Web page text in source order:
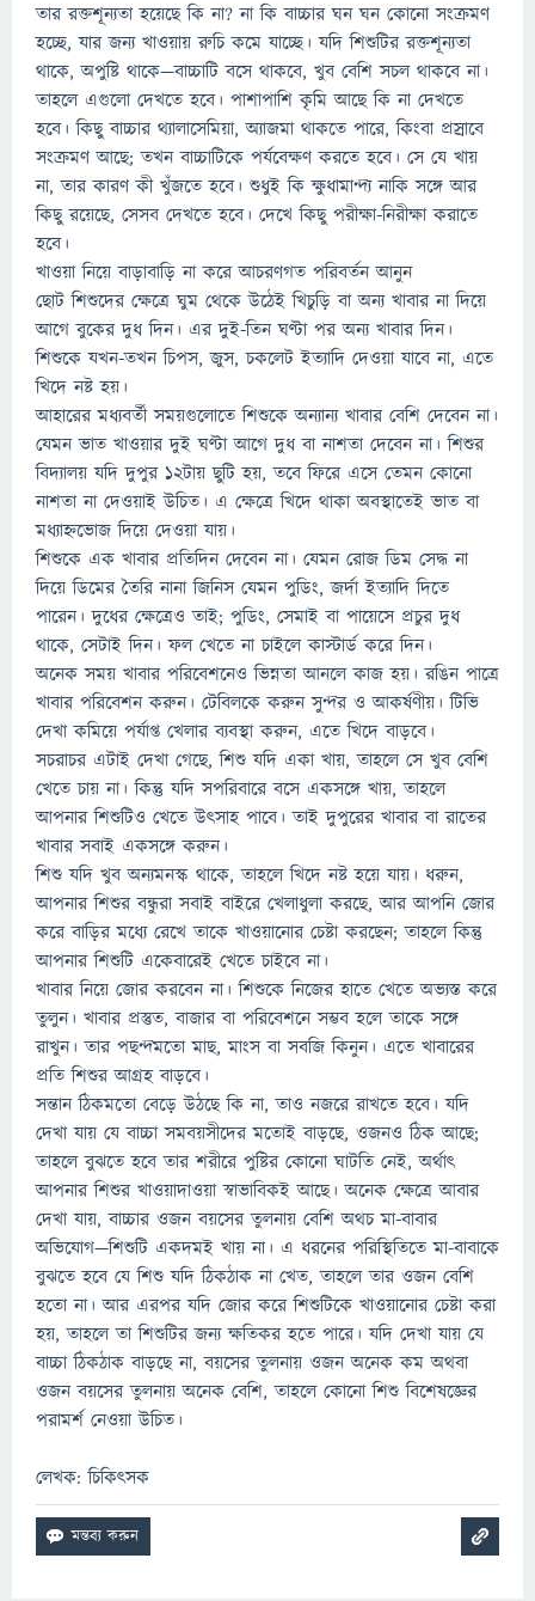
তার রক্তশূন্যতা হয়েছে কি না? না কি বাচ্চার ঘন ঘন কোনো সংক্রমণ
হচ্ছে, যার জন্য খাওয়ায় রুচি কমে যাচ্ছে। যদি শিশুটির রক্তশূন্যতা
থাকে, অপুষ্টি থাকে—বাচ্চাটি বসে থাকবে, খুব বেশি সচল থাকবে না।
তাহলে এগুলো দেখতে হবে। পাশাপাশি কৃমি আছে কি না দেখতে
হবে। কিছু বাচ্চার থ্যালাসেমিয়া, অ্যাজমা থাকতে পারে, কিংবা প্রস্রাবে
সংক্রমণ আছে; তখন বাচ্চাটিকে পর্যবেক্ষণ করতে হবে। সে যে খায়
না, তার কারণ কী খুঁজতে হবে। শুধুই কি ক্ষুধামান্দ্য নাকি সঙ্গে আর
কিছু রয়েছে, সেসব দেখতে হবে। দেখে কিছু পরীক্ষা-নিরীক্ষা করাতে
হবে।
খাওয়া নিয়ে বাড়াবাড়ি না করে আচরণগত পরিবর্তন আনুন
ছোট শিশুদের ক্ষেত্রে ঘুম থেকে উঠেই খিচুড়ি বা অন্য খাবার না দিয়ে
আগে বুকের দুধ দিন। এর দুই-তিন ঘণ্টা পর অন্য খাবার দিন।
শিশুকে যখন-তখন চিপস, জুস, চকলেট ইত্যাদি দেওয়া যাবে না, এতে
খিদে নষ্ট হয়।
আহারের মধ্যবর্তী সময়গুলোতে শিশুকে অন্যান্য খাবার বেশি দেবেন না।
যেমন ভাত খাওয়ার দুই ঘণ্টা আগে দুধ বা নাশতা দেবেন না। শিশুর
বিদ্যালয় যদি দুপুর ১২টায় ছুটি হয়, তবে ফিরে এসে তেমন কোনো
নাশতা না দেওয়াই উচিত। এ ক্ষেত্রে খিদে থাকা অবস্থাতেই ভাত বা
মধ্যাহ্নভোজ দিয়ে দেওয়া যায়।
শিশুকে এক খাবার প্রতিদিন দেবেন না। যেমন রোজ ডিম সেদ্ধ না
দিয়ে ডিমের তৈরি নানা জিনিস যেমন পুডিং, জর্দা ইত্যাদি দিতে
পারেন। দুধের ক্ষেত্রেও তাই; পুডিং, সেমাই বা পায়েসে প্রচুর দুধ
থাকে, সেটাই দিন। ফল খেতে না চাইলে কাস্টার্ড করে দিন।
অনেক সময় খাবার পরিবেশনেও ভিন্নতা আনলে কাজ হয়। রঙিন পাত্রে
খাবার পরিবেশন করুন। টেবিলকে করুন সুন্দর ও আকর্ষণীয়। টিভি
দেখা কমিয়ে পর্যাপ্ত খেলার ব্যবস্থা করুন, এতে খিদে বাড়বে।
সচরাচর এটাই দেখা গেছে, শিশু যদি একা খায়, তাহলে সে খুব বেশি
খেতে চায় না। কিন্তু যদি সপরিবারে বসে একসঙ্গে খায়, তাহলে
আপনার শিশুটিও খেতে উৎসাহ পাবে। তাই দুপুরের খাবার বা রাতের
খাবার সবাই একসঙ্গে করুন।
শিশু যদি খুব অন্যমনস্ক থাকে, তাহলে খিদে নষ্ট হয়ে যায়। ধরুন,
আপনার শিশুর বন্ধুরা সবাই বাইরে খেলাধুলা করছে, আর আপনি জোর
করে বাড়ির মধ্যে রেখে তাকে খাওয়ানোর চেষ্টা করছেন; তাহলে কিন্তু
আপনার শিশুটি একেবারেই খেতে চাইবে না।
খাবার নিয়ে জোর করবেন না। শিশুকে নিজের হাতে খেতে অভ্যস্ত করে
তুলুন। খাবার প্রস্তুত, বাজার বা পরিবেশনে সম্ভব হলে তাকে সঙ্গে
রাখুন। তার পছন্দমতো মাছ, মাংস বা সবজি কিনুন। এতে খাবারের
প্রতি শিশুর আগ্রহ বাড়বে।
সন্তান ঠিকমতো বেড়ে উঠছে কি না, তাও নজরে রাখতে হবে। যদি
দেখা যায় যে বাচ্চা সমবয়সীদের মতোই বাড়ছে, ওজনও ঠিক আছে;
তাহলে বুঝতে হবে তার শরীরে পুষ্টির কোনো ঘাটতি নেই, অর্থাৎ
আপনার শিশুর খাওয়াদাওয়া স্বাভাবিকই আছে। অনেক ক্ষেত্রে আবার
দেখা যায়, বাচ্চার ওজন বয়সের তুলনায় বেশি অথচ মা-বাবার
অভিযোগ—শিশুটি একদমই খায় না। এ ধরনের পরিস্থিতিতে মা-বাবাকে
বুঝতে হবে যে শিশু যদি ঠিকঠাক না খেত, তাহলে তার ওজন বেশি
হতো না। আর এরপর যদি জোর করে শিশুটিকে খাওয়ানোর চেষ্টা করা
হয়, তাহলে তা শিশুটির জন্য ক্ষতিকর হতে পারে। যদি দেখা যায় যে
বাচ্চা ঠিকঠাক বাড়ছে না, বয়সের তুলনায় ওজন অনেক কম অথবা
ওজন বয়সের তুলনায় অনেক বেশি, তাহলে কোনো শিশু বিশেষজ্ঞের
পরামর্শ নেওয়া উচিত।
লেখক: চিকিৎসক